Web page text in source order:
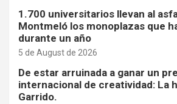
1.700 universitarios llevan al
Montmeló los monoplazas que
durante un año
5 de August de 2026
De estar arruinada a ganar un
internacional de creatividad: La
Garrido.